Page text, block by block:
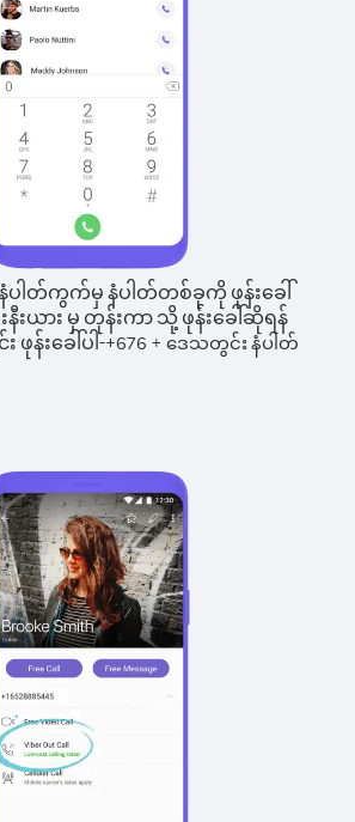
နံပါတ်ကွက်မှ နံပါတ်တစ်ခုကို ဖုန်းခေါ်
နီးယား မှ တုန်းကာ သို့ ဖုန်းခေါ်ဆိုရန်
န်းခေါ်ပါ-+676 + ဒေသတွင်း နံပါတ်